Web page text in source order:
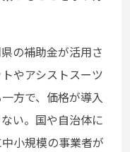
の補助金が活用さ
やアシストスーツ
方で、価格が導入
い。国や自治体に
小規模の事業者が